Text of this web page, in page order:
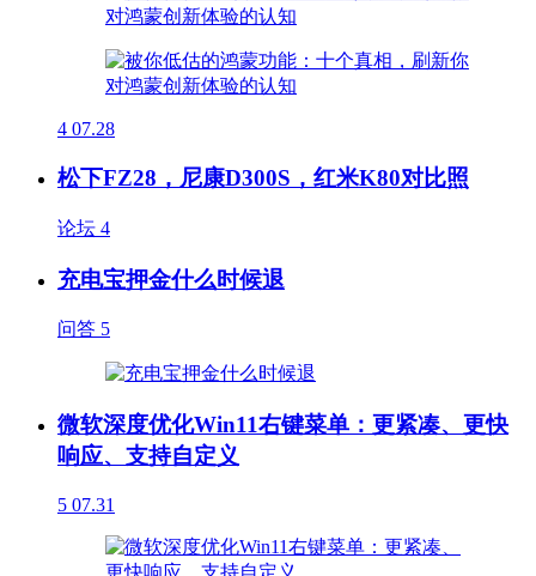
4 07.28
松下FZ28，尼康D300S，红米K80对比照
论坛 4
充电宝押金什么时候退
问答 5
微软深度优化Win11右键菜单：更紧凑、更快
响应、支持自定义
5 07.31